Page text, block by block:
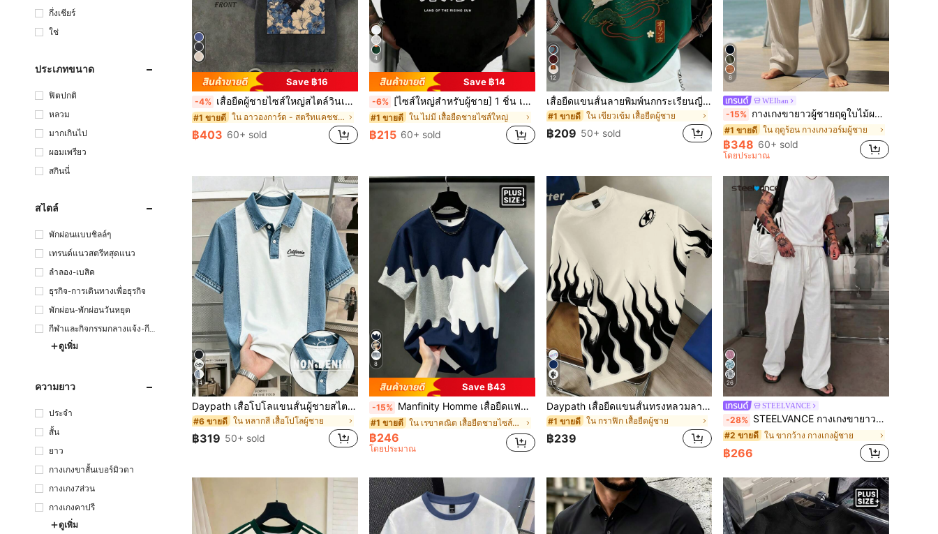
กึ่งเชียร์
ใช่
ประเภทขนาด
ฟิตปกติ
หลวม
มากเกินไป
ผอมเพรียว
สกินนี่
สไตล์
พักผ่อนแบบชิลล์ๆ
เทรนด์แนวสตรีทสุดแนว
ลำลอง-เบสิค
ธุรกิจ-การเดินทางเพื่อธุรกิจ
พักผ่อน-พักผ่อนวันหยุด
กีฬาและกิจกรรมกลางแจ้ง-กีฬ
าและสันทนาการ
ดูเพิ่ม
ความยาว
ประจำ
สั้น
ยาว
กางเกงขาสั้นเบอร์มิวดา
กางเกง7ส่วน
กางเกงคาปรี
ดูเพิ่ม
Save ฿16
-4% เสื้อยืดผู้ชายไซส์ใหญ่สไตล์วินเทจฟอกสี ลายกราฟิกแมวดำในดอกไม้
#1 ขายดี ใน อาวองการ์ด - สตรีทแคชชวล เสื้อยืดชายไซส์ใหญ่
฿403 60+ sold
4
Save ฿14
-6% [ไซส์ใหญ่สำหรับผู้ชาย] 1 ชิ้น เสื้อยืดแขนสั้นพิมพ์ลาย "TOKYO" ภาษาอังกฤษ Zrgoth แฟชั่นอเนกประสงค์ องค์ประกอบโตเกียว ผ้าโพลีเอสเตอร์บางและระบายอากาศได้ดี ทรงหลวม แนะนำไซส์ใหญ่ รายละเอียดอยู่ในภาพหลัก โปรดตรวจสอบขนาดอย่างระมัดระวังก่อนสั่งซื้อเพื่อหลีกเลี่ยงปัญหาเรื่องขนาด!!!
#1 ขายดี ใน ไม่มี เสื้อยืดชายไซส์ใหญ่
฿215 60+ sold
12
เสื้อยืดแขนสั้นลายพิมพ์นกกระเรียนญี่ปุ่นสไตล์มินิมอลสำหรับผู้ชาย Zrgoth แบบลำลองอเนกประสงค์ สตรีทแวร์
#1 ขายดี ใน เขียวเข้ม เสื้อยืดผู้ชาย
฿209 50+ sold
8
WEIhan
-15% กางเกงขายาวผู้ชายฤดูใบไม้ผลิ/ฤดูร้อน ผ้าลินินบางระบายอากาศ สไตล์ฮิปฮอป ลำลอง เลาจ์ กีฬา ขาตรง สีพื้น ลายฮาวาย สำหรับชายหาด สไตล์ Vacationcore
#1 ขายดี ใน ฤดูร้อน กางเกงวอร์มผู้ชาย
฿348 60+ sold
โดยประมาณ
14
Daypath เสื้อโปโลแขนสั้นผู้ชายสไตล์วินเทจอเมริกัน ลายแพตช์เวิร์กเอฟเฟกต์ยีนส์ สีตัดกัน สไตล์วินเทจแคลิฟอร์เนีย ให้ลุคสตรีทไฮเอนด์ เหมาะสำหรับชายหนุ่มแฟชั่นที่ชอบความโดดเด่น รักสไตล์วินเทจอเมริกันหรือสไตล์คาร์โก้ และใส่ใจเรื่องดีไซน์
#6 ขายดี ใน หลากสี เสื้อโปโลผู้ชาย
฿319 50+ sold
8
Save ฿43
-15% Manfinity Homme เสื้อยืดแฟชั่นสบายๆ สำหรับผู้ชายไซส์ใหญ่, เสื้อบนที่หรูหราและอเนกประสงค์
#1 ขายดี ใน เรขาคณิต เสื้อยืดชายไซส์ใหญ่
฿246
โดยประมาณ
15
Daypath เสื้อยืดแขนสั้นทรงหลวมลายเปลวไฟสไตล์อเมริกัน สไตล์สตรีท! เสื้อยืดลายเปลวไฟอเมริกัน ปลดปล่อยทัศนคติที่ไร้ขีดจำกัด แสดงออกถึงความเป็นตัวของตัวเอง วันหยุด
#1 ขายดี ใน กราฟิก เสื้อยืดผู้ชาย
฿239
26
STEELVANCE
-28% STEELVANCE กางเกงขายาวลำลองผู้ชาย สีพื้น แมตช์ง่าย
#2 ขายดี ใน ขากว้าง กางเกงผู้ชาย
฿266